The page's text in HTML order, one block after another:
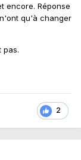
encore. Réponse
qu'à changer
pas.
2